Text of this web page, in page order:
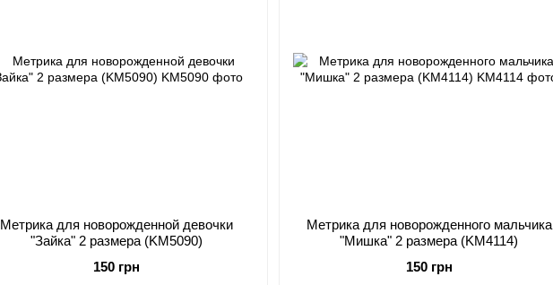
Метрика для новорожденной девочки
"Зайка" 2 размера (KM5090)
150 грн
Метрика для новорожденного мальчика
"Мишка" 2 размера (KM4114)
150 грн